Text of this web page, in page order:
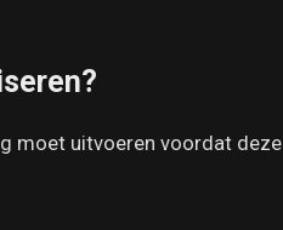
moet uitvoeren voordat deze